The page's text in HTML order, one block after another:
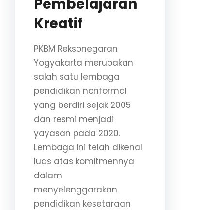
Pembelajaran
Kreatif
PKBM Reksonegaran
Yogyakarta merupakan
salah satu lembaga
pendidikan nonformal
yang berdiri sejak 2005
dan resmi menjadi
yayasan pada 2020.
Lembaga ini telah dikenal
luas atas komitmennya
dalam
menyelenggarakan
pendidikan kesetaraan